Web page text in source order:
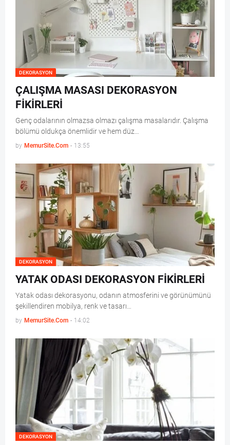
DEKORASYON
ÇALIŞMA MASASI DEKORASYON
FİKİRLERİ
Genç odalarının olmazsa olmazı çalışma masalarıdır. Çalışma
bölümü oldukça önemlidir ve hem düz…
by MemurSite.Com - 13:55
DEKORASYON
YATAK ODASI DEKORASYON FİKİRLERİ
Yatak odası dekorasyonu, odanın atmosferini ve görünümünü
şekillendiren mobilya, renk ve tasarı…
by MemurSite.Com - 14:02
DEKORASYON